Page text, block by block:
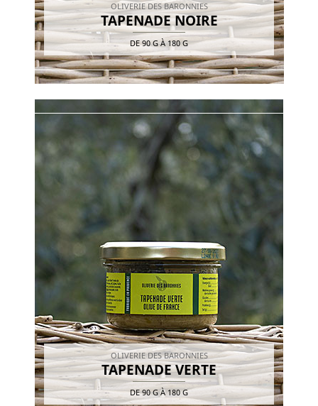
OLIVERIE DES BARONNIES
TAPENADE NOIRE
DE90 G À 180 G
OLIVERIE DES BARONNIES
TAPENADE VERTE
DE90 G À 180 G